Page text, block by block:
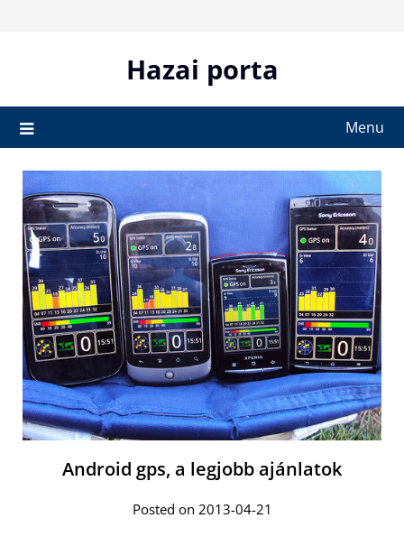
Hazai porta
Menu
Android gps, a legjobb ajánlatok
Posted on 2013-04-21